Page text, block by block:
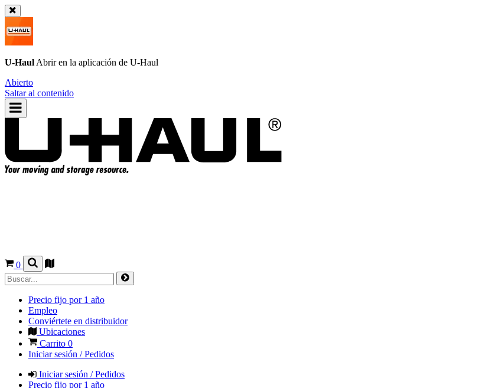
U-Haul Abrir en la aplicación de U-Haul
Abierto
Saltar al contenido
0
Precio fijo por 1 año
Empleo
Conviértete en distribuidor
Ubicaciones
Carrito 0
Iniciar sesión / Pedidos
Iniciar sesión / Pedidos
Precio fijo por 1 año